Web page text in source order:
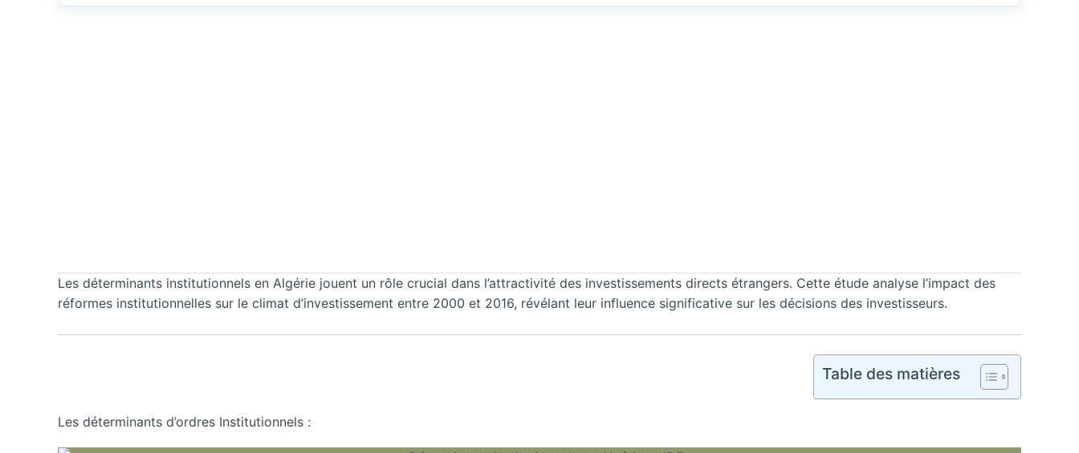
Les déterminants institutionnels en Algérie jouent un rôle crucial dans l’attractivité des investissements directs étrangers. Cette étude analyse l’impact des
réformes institutionnelles sur le climat d’investissement entre 2000 et 2016, révélant leur influence significative sur les décisions des investisseurs.
Table des matières
Les déterminants d’ordres Institutionnels :